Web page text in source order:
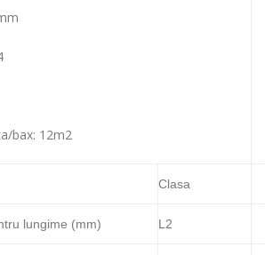
bax: 12m2
Clasa
lungime (mm) L2